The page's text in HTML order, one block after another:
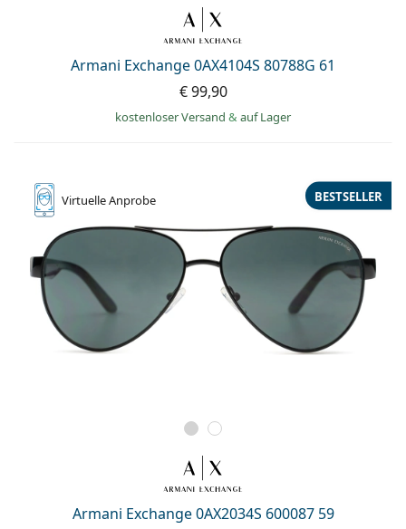
Armani Exchange 0AX4104S 80788G 61
€ 99,90
kostenloser Versand & auf Lager
VirtuelleAnprobe
Armani Exchange 0AX2034S 600087 59
BESTSELLER